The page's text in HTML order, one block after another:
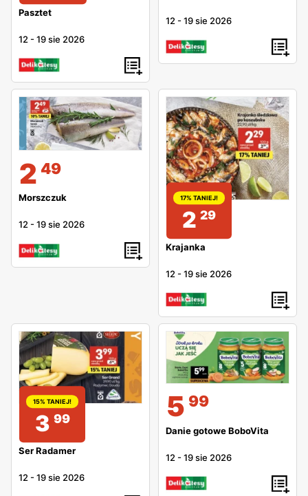
Pasztet
12 -19 sie 2026
12 -19 sie 2026
2 49
Morszczuk
12 -19 sie 2026
17% TANIEJ!
2 29
Krajanka
12 -19 sie 2026
15% TANIEJ!
3 99
Ser Radamer
12 -19 sie 2026
5 99
Danie gotowe BoboVita
12 -19 sie 2026